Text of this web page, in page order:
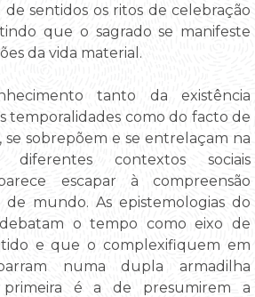
sentidos os ritos de celebração
que o sagrado se manifeste
da vida material.
tanto da existência
temporalidades como do facto de
se sobrepõem e se entrelaçam na
diferentes contextos sociais
escapar à compreensão
mundo. As epistemologias do
o tempo como eixo de
e que o complexifiquem em
numa dupla armadilha
primeira é a de presumirem a